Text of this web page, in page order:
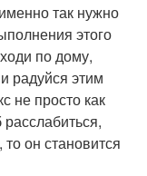
так нужно
этого
по дому,
радуйся этим
не просто как
он становится